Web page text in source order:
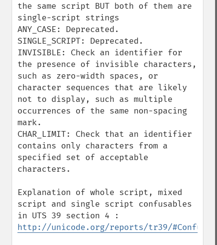
the same script BUT both of them are
single-script strings
ANY_CASE: Deprecated.
SINGLE_SCRIPT: Deprecated.
INVISIBLE: Check an identifier for
the presence of invisible characters,
such as zero-width spaces, or
character sequences that are likely
not to display, such as multiple
occurrences of the same non-spacing
mark.
CHAR_LIMIT: Check that an identifier
contains only characters from a
specified set of acceptable
characters.
Explanation of whole script, mixed
script and single script confusables
http://unicode.org/reports/tr39/